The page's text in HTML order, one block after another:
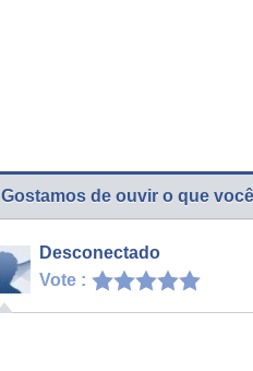
Gostamos de ouvir o que
Desconectado
Vote :